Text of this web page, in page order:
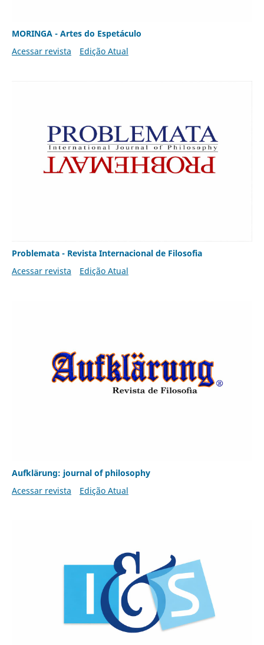
MORINGA - Artes do Espetáculo
Acessar revista
Edição Atual
Problemata - Revista Internacional de Filosofia
Acessar revista
Edição Atual
Aufklärung: journal of philosophy
Acessar revista
Edição Atual